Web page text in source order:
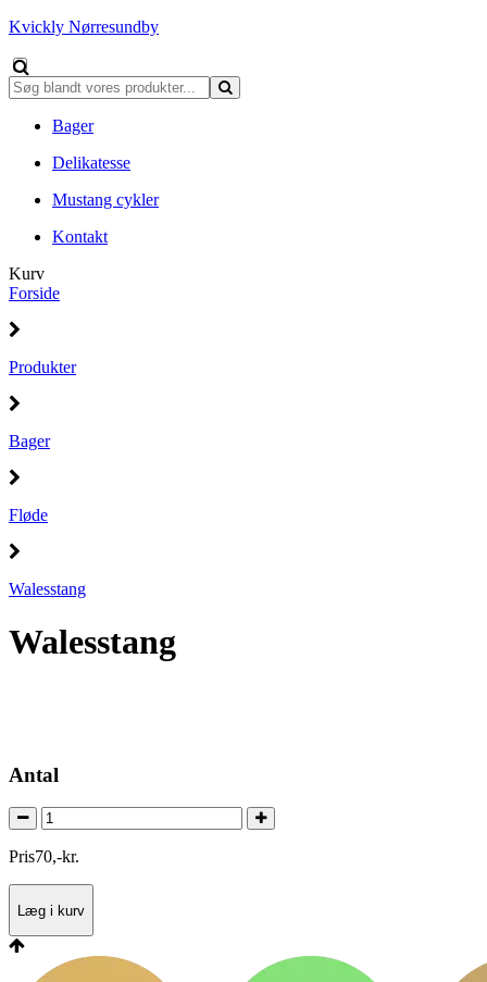
Kvickly Nørresundby
Bager
Delikatesse
Mustang cykler
Kontakt
Kurv
Forside
Produkter
Bager
Fløde
Walesstang
Walesstang
Antal
Pris70,-kr.
Læg i kurv